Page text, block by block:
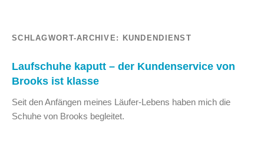
SCHLAGWORT-ARCHIVE: KUNDENDIENST
Laufschuhe kaputt – der Kundenservice von
Brooks ist klasse
Seit den Anfängen meines Läufer-Lebens haben mich die
Schuhe von Brooks begleitet.